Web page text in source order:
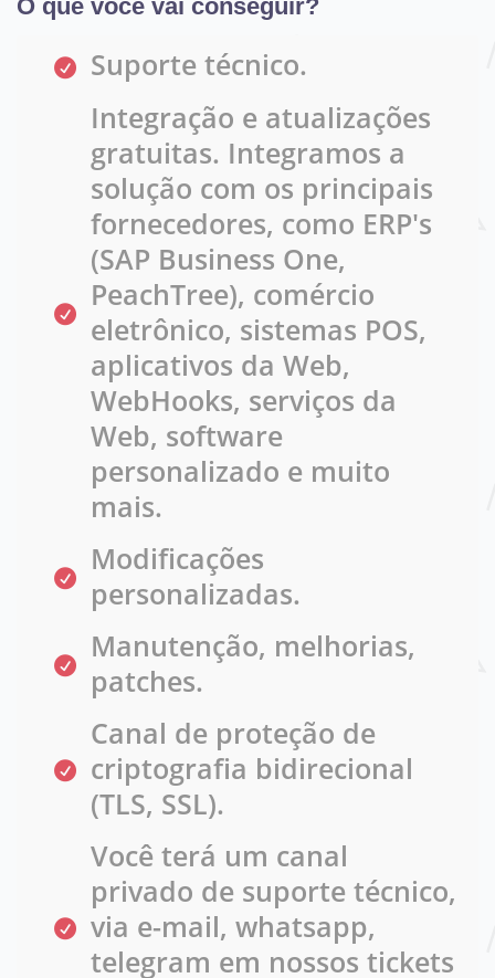
O que você vai conseguir?
Suporte técnico.
Integração e atualizações
gratuitas. Integramos a
solução com os principais
fornecedores, como ERP's
(SAP Business One,
PeachTree), comércio
eletrônico, sistemas POS,
aplicativos da Web,
WebHooks, serviços da
Web, software
personalizado e muito
mais.
Modificações
personalizadas.
Manutenção, melhorias,
patches.
Canal de proteção de
criptografia bidirecional
(TLS, SSL).
Você terá um canal
privado de suporte técnico,
via e-mail, whatsapp,
telegram em nossos tickets